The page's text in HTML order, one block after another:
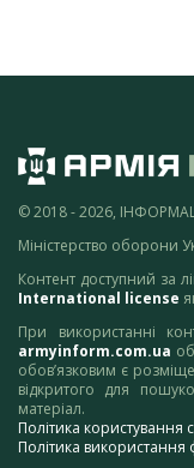
© 2018 - 2026,
Міністерство оборони
Контент доступний за
International license
При використанні
armyinform.com.ua
обов’язковим є
відкритого для
матеріал.
Політика
Політика використання